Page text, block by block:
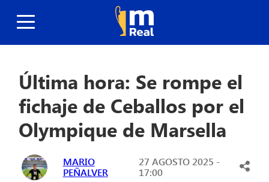
Última hora: Se rompe el
fichaje de Ceballos por el
Olympique de Marsella
MARIO
PEÑALVER
27 AGOSTO 2025 -
17:00